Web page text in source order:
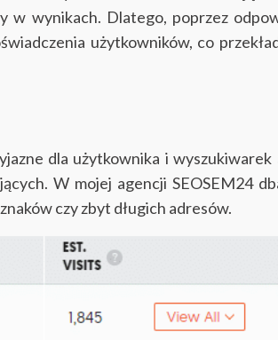
wynikach. Dlatego, poprzez
użytkowników, co
dla użytkownika i wyszukiwarek
W mojej agencji SEOSEM24
czy zbyt długich adresów.